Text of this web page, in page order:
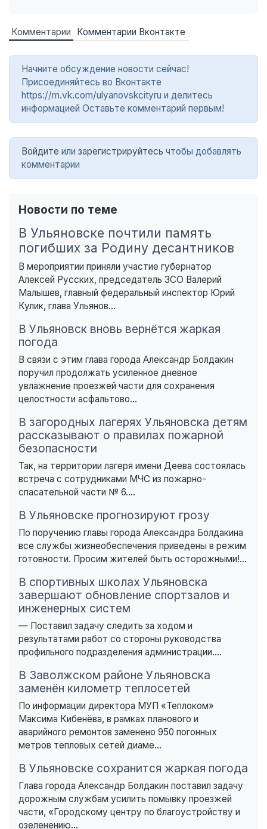
Комментарии Комментарии Вконтакте
Начните обсуждение новости сейчас!
Присоединяйтесь во Вконтакте
https://m.vk.com/ulyanovskcityru и делитесь
информацией Оставьте комментарий первым!
Войдите или зарегистрируйтесь чтобы добавлять
комментарии
Новости по теме
В Ульяновске почтили память
погибших за Родину десантников
В мероприятии приняли участие губернатор
Алексей Русских, председатель ЗСО Валерий
Малышев, главный федеральный инспектор Юрий
Кулик, глава Ульянов...
В Ульяновск вновь вернётся жаркая
погода
В связи с этим глава города Александр Болдакин
поручил продолжать усиленное дневное
увлажнение проезжей части для сохранения
целостности асфальтово...
В загородных лагерях Ульяновска детям
рассказывают о правилах пожарной
безопасности
Так, на территории лагеря имени Деева состоялась
встреча с сотрудниками МЧС из пожарно-
спасательной части № 6....
В Ульяновске прогнозируют грозу
По поручению главы города Александра Болдакина
все службы жизнеобеспечения приведены в режим
готовности. Просим жителей быть осторожными!...
В спортивных школах Ульяновска
завершают обновление спортзалов и
инженерных систем
— Поставил задачу следить за ходом и
результатами работ со стороны руководства
профильного подразделения администрации....
В Заволжском районе Ульяновска
заменён километр теплосетей
По информации директора МУП «Теплоком»
Максима Кибенёва, в рамках планового и
аварийного ремонтов заменено 950 погонных
метров тепловых сетей диаме...
В Ульяновске сохранится жаркая погода
Глава города Александр Болдакин поставил задачу
дорожным службам усилить помывку проезжей
части, «Городскому центру по благоустройству и
озеленению...